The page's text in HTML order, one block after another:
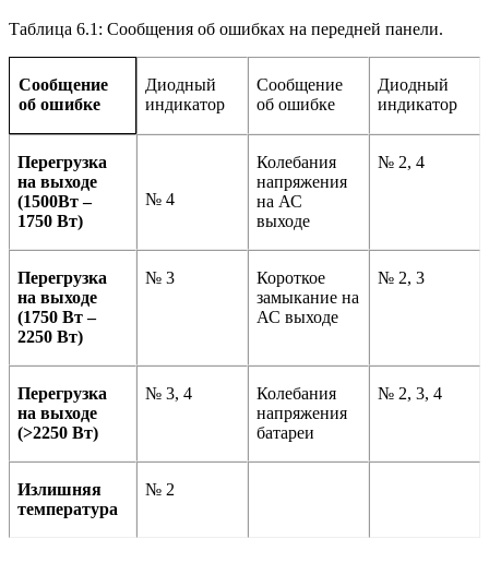
Таблица 6.1: Сообщения об ошибках на передней панели.
Сообщение
об ошибке
Диодный
индикатор
Сообщение
об ошибке
Диодный
индикатор
Перегрузка
на выходе
(1500Вт –
1750 Вт)
№ 4
Колебания
напряжения
на АС
выходе
№ 2, 4
Перегрузка
на выходе
(1750 Вт –
2250 Вт)
№ 3
Короткое
замыкание на
АС выходе
№ 2, 3
Перегрузка
на выходе
(>2250 Вт)
№ 3, 4
Колебания
напряжения
батареи
№ 2, 3, 4
Излишняя
температура
№ 2